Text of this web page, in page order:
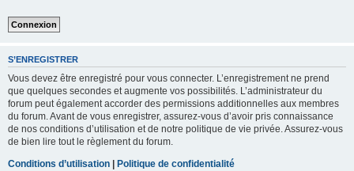
S’ENREGISTRER
Vous devez être enregistré pour vous connecter. L’enregistrement ne prend
que quelques secondes et augmente vos possibilités. L’administrateur du
forum peut également accorder des permissions additionnelles aux membres
du forum. Avant de vous enregistrer, assurez-vous d’avoir pris connaissance
de nos conditions d’utilisation et de notre politique de vie privée. Assurez-vous
de bien lire tout le règlement du forum.
Conditions d’utilisation | Politique de confidentialité